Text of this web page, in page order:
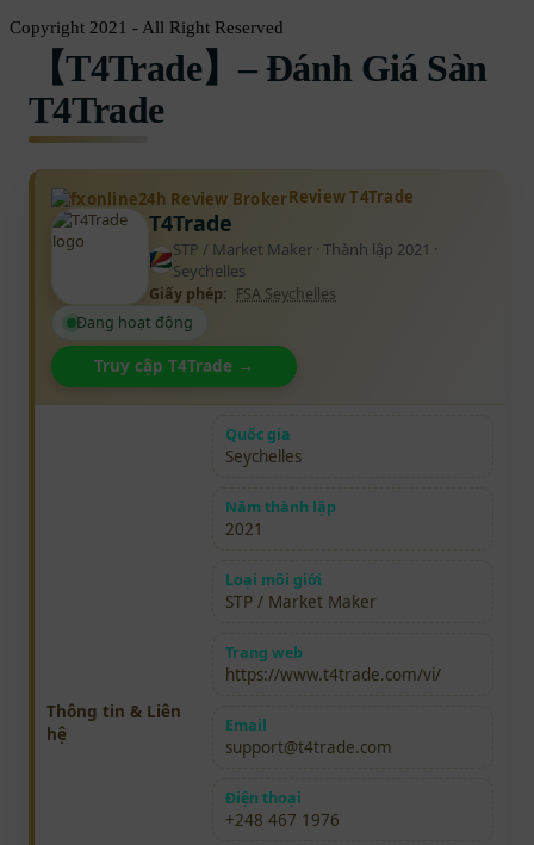
Copyright 2021 - All Right Reserved
【T4Trade】– Đánh Giá Sàn
T4Trade
Review T4Trade
T4Trade
STP / Market Maker · Thành lập 2021 ·
Seychelles
Giấy phép: FSA Seychelles
Đang hoạt động
Truy cập T4Trade →
Thông tin & Liên
hệ
Quốc gia
Seychelles
Năm thành lập
2021
Loại môi giới
STP / Market Maker
Trang web
https://www.t4trade.com/vi/
Email
support@t4trade.com
Điện thoại
+248 467 1976